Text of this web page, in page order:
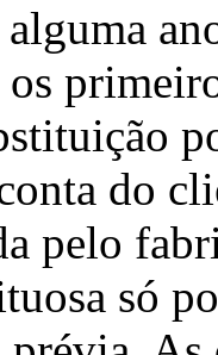
do
pelo
só